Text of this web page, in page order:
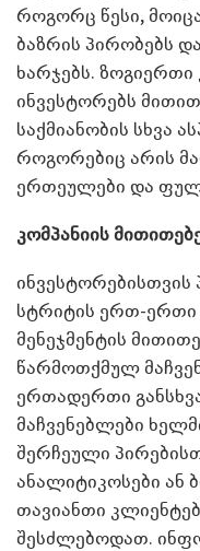
როგორც წესი,
ბაზრის პირობებს
ხარჯებს. ზოგიერთი
ინვესტორებს
საქმიანობის სხვა
როგორებიც არის
ერთეულები და
კომპანიის
სტრიტის ერთ-ერთი
მენეჯმენტის
წარმოთქმულ
ერთადერთი
მაჩვენებლები
შერჩეული
ანალიტიკოსები ან
თავიანთი
შესძლებოდათ.